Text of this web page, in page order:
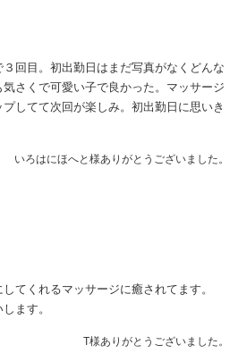
回目。初出勤日はまだ写真がなくどんな
さくで可愛い子で良かった。マッサージ
してて次回が楽しみ。初出勤日に思いき
いろはにほへと様ありがとうございました。
てくれるマッサージに癒されてます。
ます。
T様ありがとうございました。